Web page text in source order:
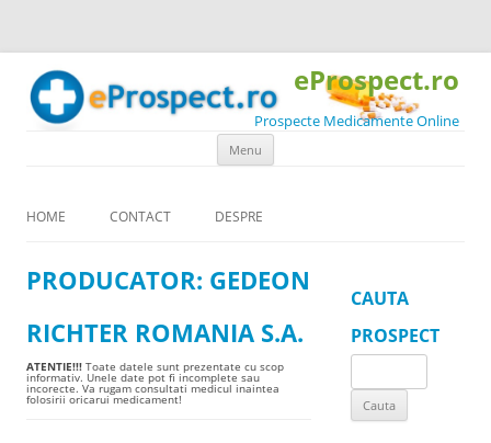
eProspect.ro
Prospecte Medicamente Online
Menu
HOME CONTACT DESPRE
PRODUCATOR: GEDEON
RICHTER ROMANIA S.A.
ATENTIE!!! Toate datele sunt prezentate cu scop
informativ. Unele date pot fi incomplete sau
incorecte. Va rugam consultati medicul inaintea
folosirii oricarui medicament!
CAUTA
PROSPECT
for: